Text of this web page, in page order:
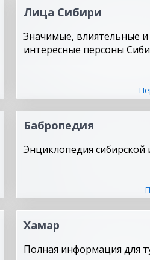
Лица Сибири
Значимые, влиятельные и
интересные персоны
Бабропедия
Энциклопедия сибирской
Хамар
Полная информация для